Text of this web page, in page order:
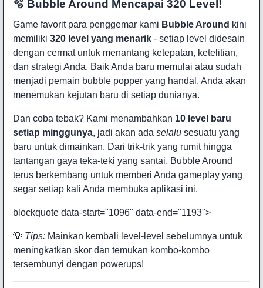
🫧 Bubble Around Mencapai 320 Level!
Game favorit para penggemar kami Bubble Around kini
memiliki 320 level yang menarik - setiap level didesain
dengan cermat untuk menantang ketepatan, ketelitian,
dan strategi Anda. Baik Anda baru memulai atau sudah
menjadi pemain bubble popper yang handal, Anda akan
menemukan kejutan baru di setiap dunianya.
Dan coba tebak? Kami menambahkan 10 level baru
setiap minggunya, jadi akan ada selalu sesuatu yang
baru untuk dimainkan. Dari trik-trik yang rumit hingga
tantangan gaya teka-teki yang santai, Bubble Around
terus berkembang untuk memberi Anda gameplay yang
segar setiap kali Anda membuka aplikasi ini.
blockquote data-start="1096" data-end="1193">
💡 Tips: Mainkan kembali level-level sebelumnya untuk
meningkatkan skor dan temukan kombo-kombo
tersembunyi dengan powerups!